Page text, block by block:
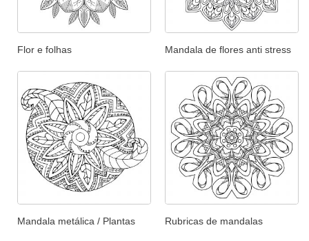
Flor e folhas Mandala de flores anti stress
Mandala metálica / Plantas Rubricas de mandalas